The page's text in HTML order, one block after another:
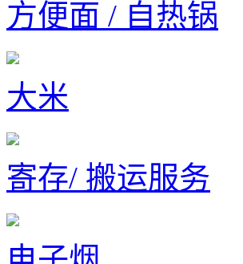
方便面 / 自热锅
大米
寄存/ 搬运服务